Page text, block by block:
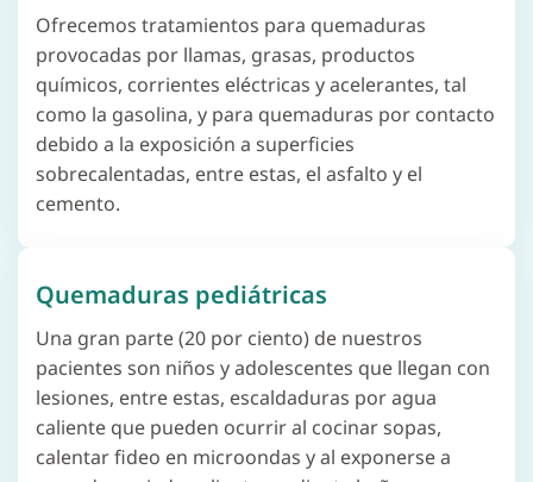
Ofrecemos tratamientos para quemaduras
provocadas por llamas, grasas, productos
químicos, corrientes eléctricas y acelerantes, tal
como la gasolina, y para quemaduras por contacto
debido a la exposición a superficies
sobrecalentadas, entre estas, el asfalto y el
cemento.
Quemaduras pediátricas
Una gran parte (20 por ciento) de nuestros
pacientes son niños y adolescentes que llegan con
lesiones, entre estas, escaldaduras por agua
caliente que pueden ocurrir al cocinar sopas,
calentar fideo en microondas y al exponerse a